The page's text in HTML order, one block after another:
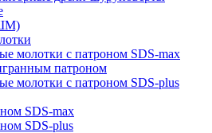
молотки с патроном SDS-max
патроном
молотки с патроном SDS-plus
SDS-max
SDS-plus